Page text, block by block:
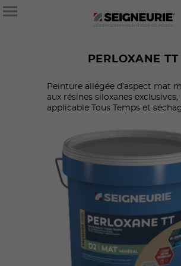
PERLOXANE TT
Peinture allégée d’aspect mat
aux résines siloxanes exclusives,
applicable Tous Temps et